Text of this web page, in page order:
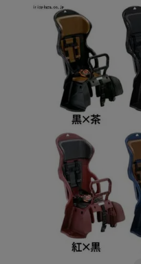
カートに入れる